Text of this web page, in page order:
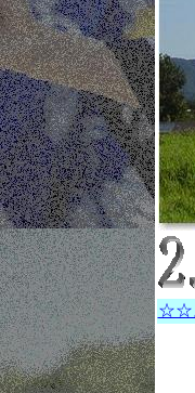
☆☆